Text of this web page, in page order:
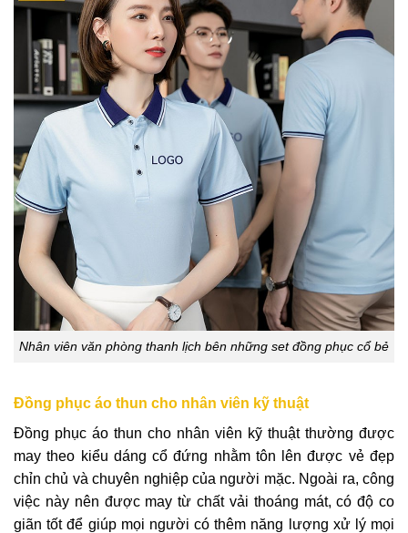
Nhân viên văn phòng thanh lịch bên những set đồng phục cổ bẻ
Đồng phục áo thun cho nhân viên kỹ thuật
Đồng phục áo thun cho nhân viên kỹ thuật thường được
may theo kiểu dáng cổ đứng nhằm tôn lên được vẻ đẹp
chỉn chủ và chuyên nghiệp của người mặc. Ngoài ra, công
việc này nên được may từ chất vải thoáng mát, có độ co
giãn tốt để giúp mọi người có thêm năng lượng xử lý mọi